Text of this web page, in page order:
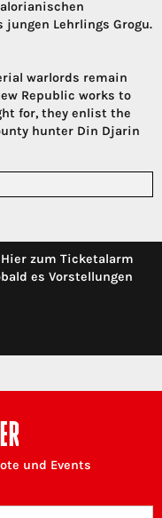
Lehrlings Grogu.
warlords remain
Republic works to
for, they enlist the
hunter Din Djarin
zum Ticketalarm
es Vorstellungen
und Events